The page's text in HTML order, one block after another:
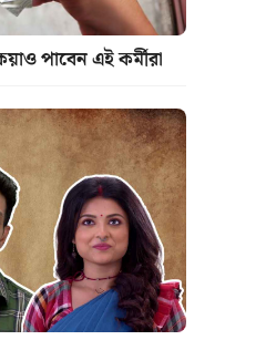
পাবেন এই কর্মীরা